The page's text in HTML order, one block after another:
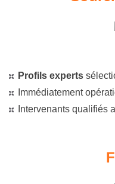
Profils experts
Immédiatement
Intervenants qualifiés